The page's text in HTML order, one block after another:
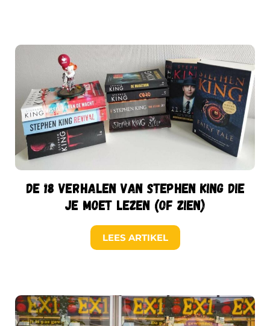
De 18 verhalen van Stephen King die
je moet lezen (of zien)
LEES ARTIKEL